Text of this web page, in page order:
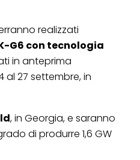
realizzati
G6 con tecnologia
in anteprima
al 27 settembre, in
, in Georgia, e saranno
di produrre 1,6 GW